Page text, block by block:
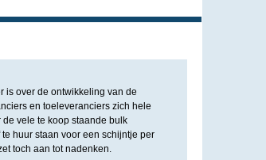
is over de ontwikkeling van de
en toeleveranciers zich hele
vele te koop staande bulk
huur staan voor een schijntje per
toch aan tot nadenken.